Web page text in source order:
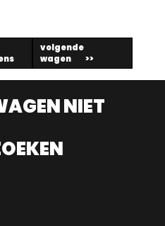
volgende
wagen
NIET